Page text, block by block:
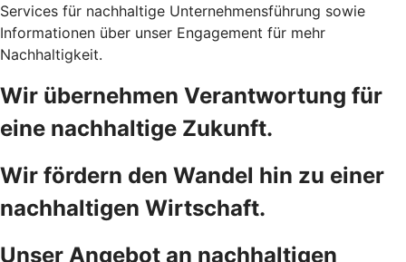
Services für nachhaltige Unternehmensführung sowie
Informationen über unser Engagement für mehr
Nachhaltigkeit.
Wir übernehmen Verantwortung für
eine nachhaltige Zukunft.
Wir fördern den Wandel hin zu einer
nachhaltigen Wirtschaft.
Unser Angebot an nachhaltigen